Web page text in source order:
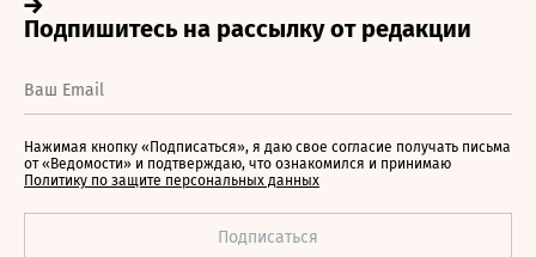
Нажимая кнопку «Подписаться», я даю свое согласие получать письма
от «Ведомости» и подтверждаю, что ознакомился и принимаю
Политику по защите персональных данных